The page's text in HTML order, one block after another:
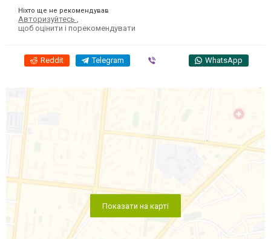
Ніхто ще не рекомендував
Авторизуйтесь
щоб оцінити і порекомендувати
Reddit Telegram WhatsApp
Показати на карті